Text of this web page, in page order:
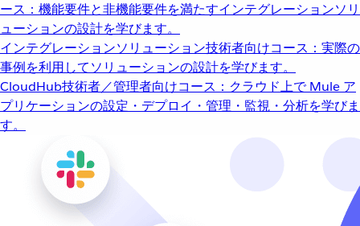
ース：機能要件と非機能要件を満たすインテグレーションソリ
ューションの設計を学びます。
インテグレーションソリューション技術者向けコース：実際の
事例を利用してソリューションの設計を学びます。
CloudHub技術者／管理者向けコース：クラウド上で Mule ア
プリケーションの設定・デプロイ・管理・監視・分析を学びま
す。